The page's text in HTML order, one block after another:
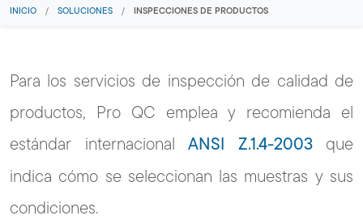
INICIO / SOLUCIONES / INSPECCIONES DE PRODUCTOS
Para los servicios de inspección de calidad de
productos, Pro QC emplea y recomienda el
estándar internacional ANSI Z.1.4-2003que
indica cómo se seleccionan las muestras y sus
condiciones.